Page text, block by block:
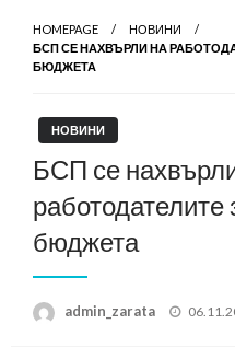
HOMEPAGE
НОВИНИ
БСП СЕ НАХВЪРЛИ НА
БЮДЖЕТА
НОВИНИ
БСП се
бюджета
admin_zarata
Posted